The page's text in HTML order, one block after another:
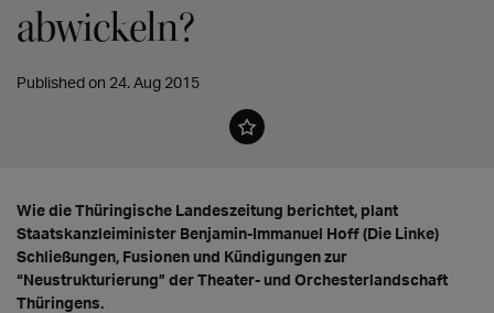
abwickeln?
Published on 24. Aug 2015
Wie die Thüringische Landeszeitung berichtet, plant
Staatskanzleiminister Benjamin-Immanuel Hoff (Die Linke)
Schließungen, Fusionen und Kündigungen zur
“Neustrukturierung” der Theater- und Orchesterlandschaft
Thüringens.